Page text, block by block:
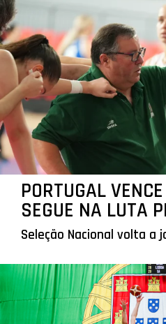
PORTUGAL
SEGUE NA LUTA
Seleção Nacional volta a